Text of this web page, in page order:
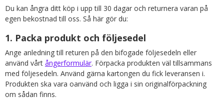
Du kan ångra ditt köp i upp till 30 dagar och returnera varan på
egen bekostnad till oss. Så här gör du:
1. Packa produkt och följesedel
Ange anledning till returen på den bifogade följesedeln eller
använd vårt ångerformulär. Förpacka produkten väl tillsammans
med följesedeln. Använd gärna kartongen du fick leveransen i.
Produkten ska vara oanvänd och ligga i sin originalförpackning
om sådan finns.